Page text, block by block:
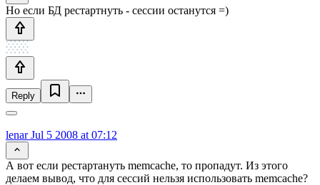
Но если БД рестартнуть - сессии останутся =)
Reply
lenarJul 5 2008 at 07:12
А вот если рестартануть memcache, то пропадут. Из этого
делаем вывод, что для сессий нельзя использовать memcache?